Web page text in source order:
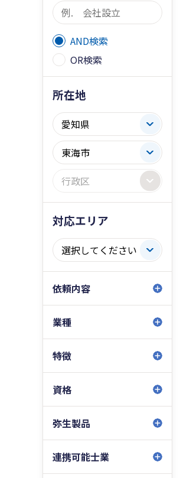
AND検索
OR検索
所在地
対応エリア
依頼内容
業種
特徴
資格
弥生製品
連携可能士業